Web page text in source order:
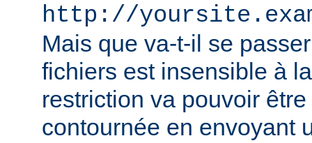
http://
Mais que va-t-il se
fichiers est insensible à
restriction va pouvoir
contournée en envoyant